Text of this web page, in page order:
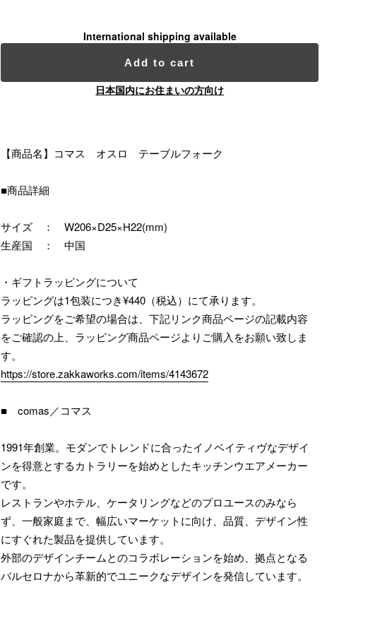
International shipping available
Add to cart
日本国内にお住まいの方向け
【商品名】コマス オスロ テーブルフォーク
■商品詳細
サイズ ： W206×D25×H22(mm)
生産国 ： 中国
・ギフトラッピングについて
ラッピングは1包装につき¥440（税込）にて承ります。
ラッピングをご希望の場合は、下記リンク商品ページの記載内容
をご確認の上、ラッピング商品ページよりご購入をお願い致しま
す。
https://store.zakkaworks.com/items/4143672
■ comas／コマス
1991年創業。モダンでトレンドに合ったイノベイティヴなデザイ
ンを得意とするカトラリーを始めとしたキッチンウエアメーカー
です。
レストランやホテル、ケータリングなどのプロユースのみなら
ず、一般家庭まで、幅広いマーケットに向け、品質、デザイン性
にすぐれた製品を提供しています。
外部のデザインチームとのコラボレーションを始め、拠点となる
バルセロナから革新的でユニークなデザインを発信しています。